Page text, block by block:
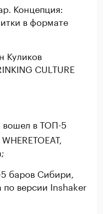
Концепция:
в формате
Куликов
CULTURE
вошел в ТОП-5
баров Сибири,
версии Inshaker